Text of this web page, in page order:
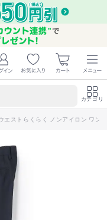
カテゴリ
エストらくらく ノンアイロン ワン